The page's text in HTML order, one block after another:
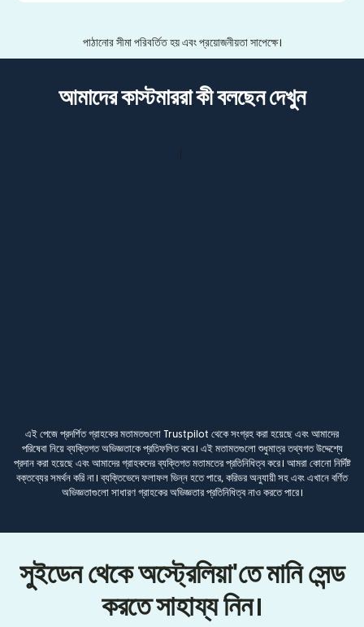
পাঠানোর সীমা পরিবর্তিত হয় এবং প্রয়োজনীয়তা সাপেক্ষে।
আমাদের কাস্টমাররা কী বলছেন দেখুন
এই পেজে প্রদর্শিত গ্রাহকের মতামতগুলো Trustpilot থেকে সংগ্রহ করা হয়েছে এবং আমাদের
পরিষেবা নিয়ে ব্যক্তিগত অভিজ্ঞতাকে প্রতিফলিত করে। এই মতামতগুলো শুধুমাত্র তথ্যগত উদ্দেশ্যে
প্রদান করা হয়েছে এবং আমাদের গ্রাহকদের ব্যক্তিগত মতামতের প্রতিনিধিত্ব করে। আমরা কোনো নির্দিষ্ট
বক্তব্যের সমর্থন করি না। ব্যক্তিভেদে ফলাফল ভিন্ন হতে পারে, করিডর অনুযায়ী সহ এবং এখানে বর্ণিত
অভিজ্ঞতাগুলো সাধারণ গ্রাহকের অভিজ্ঞতার প্রতিনিধিত্ব নাও করতে পারে।
সুইডেন থেকে অস্ট্রেলিয়া'তে মানি সেন্ড
করতে সাহায্য নিন।